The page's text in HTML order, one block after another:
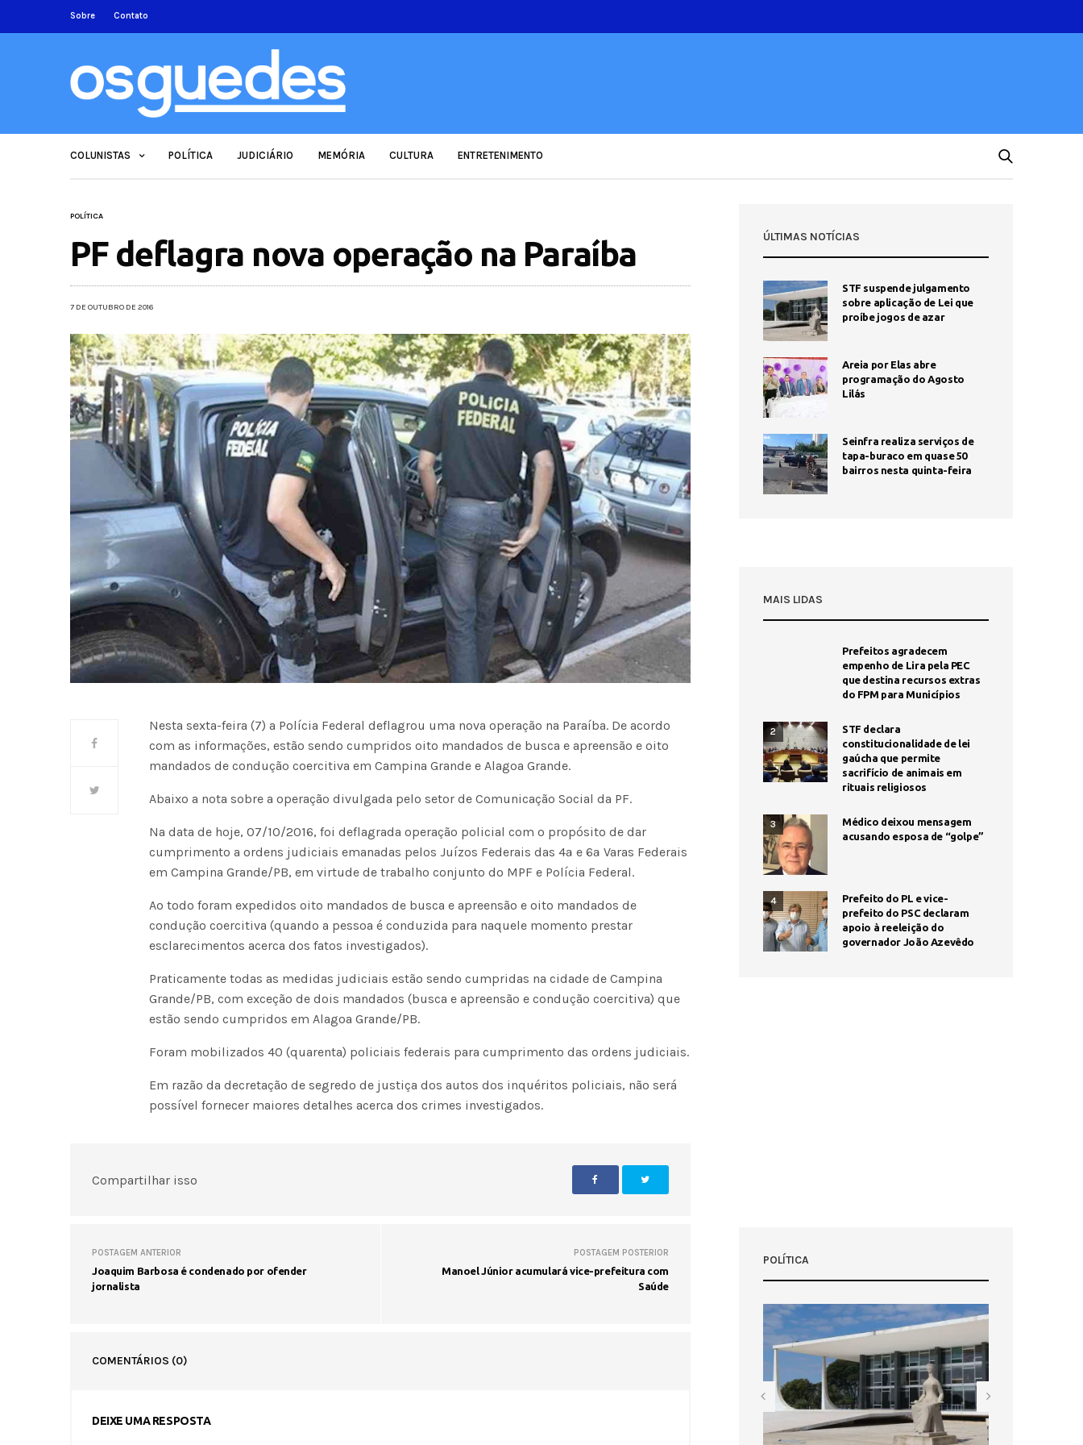
Sobre Contato
COLUNISTAS POLÍTICA JUDICIÁRIO MEMÓRIA CULTURA ENTRETENIMENTO
POLÍTICA
PF deflagra nova operação na Paraíba
7 DE OUTUBRO DE 2016
Nesta sexta-feira (7) a Polícia Federal deflagrou uma nova operação na Paraíba. De acordo
com as informações, estão sendo cumpridos oito mandados de busca e apreensão e oito
mandados de condução coercitiva em Campina Grande e Alagoa Grande.
Abaixo a nota sobre a operação divulgada pelo setor de Comunicação Social da PF.
Na data de hoje, 07/10/2016, foi deflagrada operação policial com o propósito de dar
cumprimento a ordens judiciais emanadas pelos Juízos Federais das 4ª e 6ª Varas Federais
em Campina Grande/PB, em virtude de trabalho conjunto do MPF e Polícia Federal.
Ao todo foram expedidos oito mandados de busca e apreensão e oito mandados de
condução coercitiva (quando a pessoa é conduzida para naquele momento prestar
esclarecimentos acerca dos fatos investigados).
Praticamente todas as medidas judiciais estão sendo cumpridas na cidade de Campina
Grande/PB, com exceção de dois mandados (busca e apreensão e condução coercitiva) que
estão sendo cumpridos em Alagoa Grande/PB.
Foram mobilizados 40 (quarenta) policiais federais para cumprimento das ordens judiciais.
Em razão da decretação de segredo de justiça dos autos dos inquéritos policiais, não será
possível fornecer maiores detalhes acerca dos crimes investigados.
Compartilhar isso
POSTAGEM ANTERIOR
Joaquim Barbosa é condenado por ofender
jornalista
POSTAGEM POSTERIOR
Manoel Júnior acumulará vice-prefeitura com
Saúde
COMENTÁRIOS (0)
DEIXE UMA RESPOSTA
ÚLTIMAS NOTÍCIAS
STF suspende julgamento
sobre aplicação de Lei que
proíbe jogos de azar
Areia por Elas abre
programação do Agosto
Lilás
Seinfra realiza serviços de
tapa-buraco em quase 50
bairros nesta quinta-feira
MAIS LIDAS
Prefeitos agradecem
empenho de Lira pela PEC
que destina recursos extras
do FPM para Municípios
2
STF declara
constitucionalidade de lei
gaúcha que permite
sacrifício de animais em
rituais religiosos
3
Médico deixou mensagem
acusando esposa de “golpe”
4
Prefeito do PL e vice-
prefeito do PSC declaram
apoio à reeleição do
governador João Azevêdo
POLÍTICA